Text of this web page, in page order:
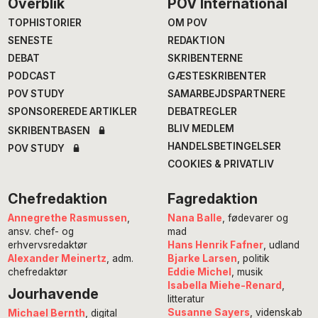
Footer
Overblik
TOPHISTORIER
SENESTE
DEBAT
PODCAST
POV STUDY
SPONSOREREDE ARTIKLER
SKRIBENTBASEN
POV STUDY
POV International
OM POV
REDAKTION
SKRIBENTERNE
GÆSTESKRIBENTER
SAMARBEJDSPARTNERE
DEBATREGLER
BLIV MEDLEM
HANDELSBETINGELSER
COOKIES & PRIVATLIV
Chefredaktion
Annegrethe Rasmussen
ansv. chef- og
erhvervsredaktør
Alexander Meinertz , adm.
chefredaktør
Jourhavende
Michael Bernth , digital
Fagredaktion
Nana Balle , fødevarer og
mad
Hans Henrik Fafner, udland
Bjarke Larsen , politik
Eddie Michel
, musik
Isabella Miehe-Renard
litteratur
Susanne Sayers , videnskab